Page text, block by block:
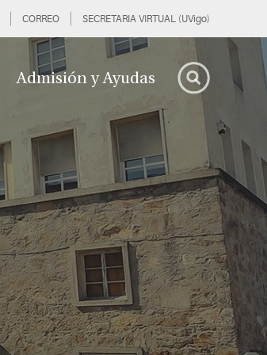
CORREO SECRETARIA VIRTUAL (UVigo)
Admisión y Ayudas